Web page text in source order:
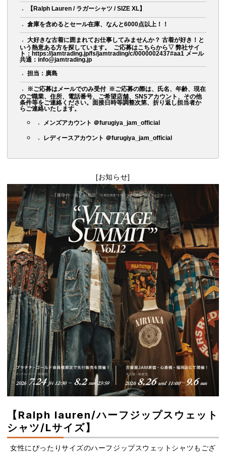
【Ralph Lauren / ラガーシャツ / SIZE XL】
倉庫を含めるとセール在庫、なんと6000点以上！！
大好きな古着に囲まれてお仕事してみませんか？ 古着が好き！と
いう熱意ある方を探しています。 ㅤㅤㅤㅤㅤㅤㅤㅤㅤㅤㅤㅤ ご応募はこちらから▽ 弊社サイ
ト：https://jamtrading.jp/fs/jamtrading/c/0000002437#aa1 メール
共通：info@jamtrading.jp
担当：廣島
※ご応募はメールでのみ受付 ㅤㅤㅤㅤㅤㅤㅤㅤㅤㅤㅤㅤ ※ご応募の際は、氏名、年齢、現在
のご職業、住所、電話番号、ご希望店舗、SNSアカウント、その他
条件等をご連絡ください。面接日時等調整次第、折り返し担当者か
らご連絡いたします。
メンズアカウント ＠furugiya_jam_official
レディースアカウント ＠furugiya_jam_official
[お知らせ]
【Ralph lauren/ハーフジップスウェット
シャツ/Lサイズ】
女性にぴったりサイズのハーフジップスウェットシャツもござ